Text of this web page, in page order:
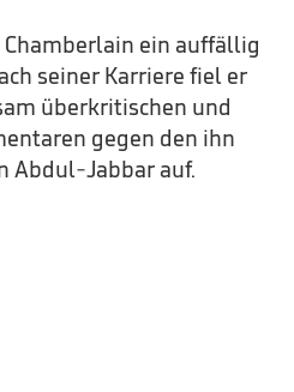
ein auffällig
seiner Karriere fiel er
überkritischen und
gegen den ihn
Abdul-Jabbar auf.